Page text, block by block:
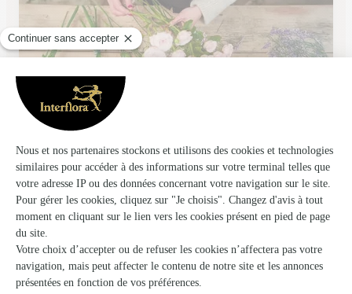
La Vie en Rose
Allouagne
13, rue Roger Salengro
Voir la boutique